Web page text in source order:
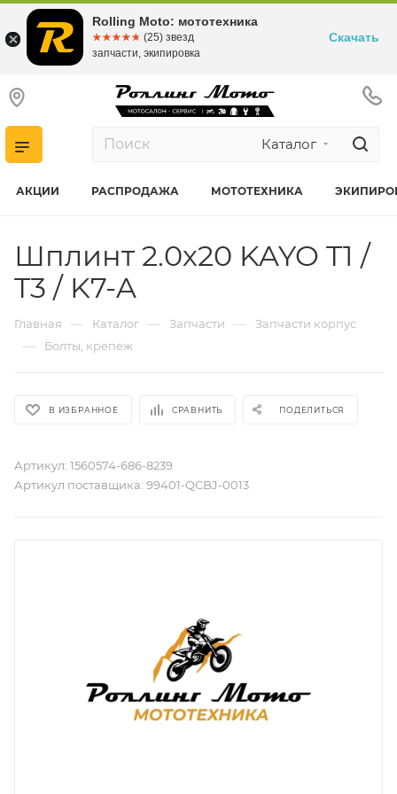
Каталог
АКЦИИ РАСПРОДАЖА МОТОТЕХНИКА
Шплинт 2.0х20 KAYO T1 /
T3 / K7-A
Главная — Каталог — Запчасти — Запчасти корпус
— Болты, крепеж
В ИЗБРАННОЕ СРАВНИТЬ ПОДЕЛИТЬСЯ
Артикул: 1560574-686-8239
Артикул поставщика: 99401-QCBJ-0013
Rolling Moto: мототехника
☆☆☆☆☆
★★★★★ (25) звезд
запчасти, экипировка
Скачать